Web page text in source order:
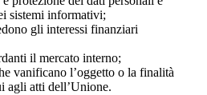
sistemi informativi;
gli interessi finanziari
il mercato interno;
vanificano l’oggetto o la finalità
agli atti dell’Unione.